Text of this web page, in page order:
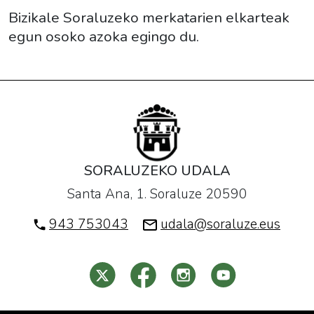
Bizikale Soraluzeko merkatarien elkarteak
egun osoko azoka egingo du.
SORALUZEKO UDALA
Santa Ana, 1. Soraluze 20590
943 753043
udala@soraluze.eus